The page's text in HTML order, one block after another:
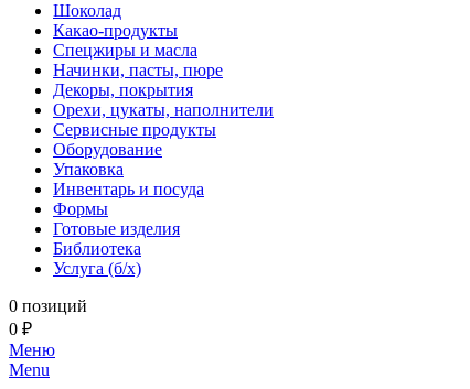
Шоколад
Какао-продукты
Спецжиры и масла
Начинки, пасты, пюре
Декоры, покрытия
Орехи, цукаты, наполнители
Сервисные продукты
Оборудование
Упаковка
Инвентарь и посуда
Формы
Готовые изделия
Библиотека
Услуга (б/х)
0 позиций
0 ₽
Меню
Menu